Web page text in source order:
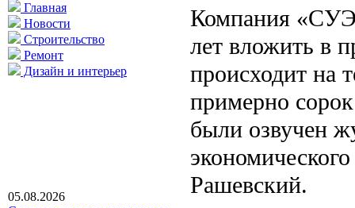
Главная
Новости
Строительство
Ремонт
Дизайн и интерьер
05.08.2026
Компания
лет вложить в
происходит на
примерно
были озвучен
Рашевский.